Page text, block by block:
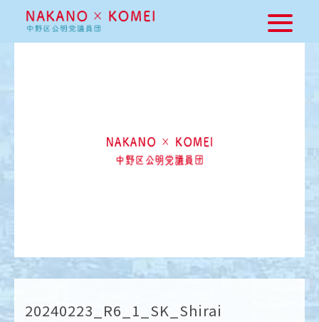
20240223_R6_1_SK_Shirai